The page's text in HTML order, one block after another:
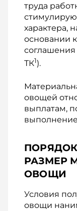
труда
характера,
основании
соглашения
ТК1).
овощей
выплатам,
РАЗМЕР
ОВОЩИ
Условия
овощи